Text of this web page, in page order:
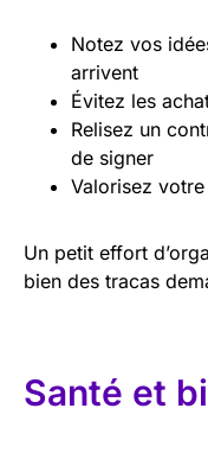
Notez vos
arrivent
Évitez les
Relisez un
de signer
Valorisez
Un petit effort
bien des tracas
Santé et